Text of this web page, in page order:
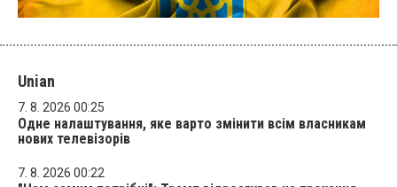
Unian
7. 8. 2026 00:25
Одне налаштування, яке варто змінити всім власникам
нових телевізорів
7. 8. 2026 00:22